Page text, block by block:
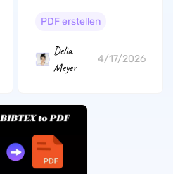
Methoden
PDF erstellen
Delia
Meyer
4/17/2026